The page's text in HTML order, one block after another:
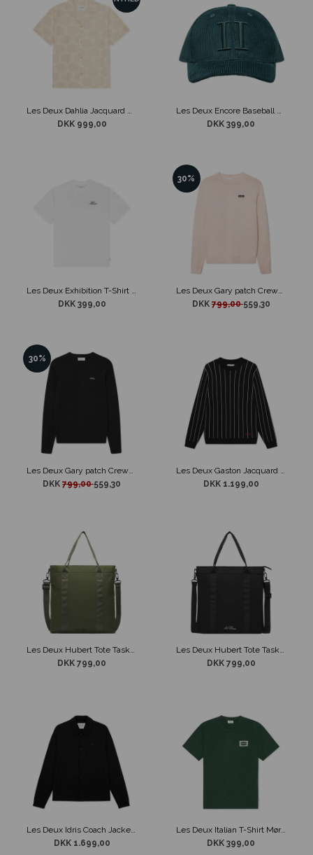
Les Deux Dahlia Jacquard K/Æ Skjorte Sand
DKK 999,00
Les Deux Encore Baseball Cap Mørke Grøn
DKK 399,00
Les Deux Exhibition T-Shirt Hvid
DKK 399,00
30%
Les Deux Gary patch Crewneck Strik Sandfarvet
DKK799,00559,30
30%
DKK799,00559,30
DKK 1.199,00
Les Deux Hubert Tote Taske Grøn
DKK 799,00
Les Deux Hubert Tote Taske Sort
DKK 799,00
Les Deux Idris Coach Jacket Sort
DKK 1.699,00
Les Deux Italian T-Shirt Mørke Grøn
DKK 399,00